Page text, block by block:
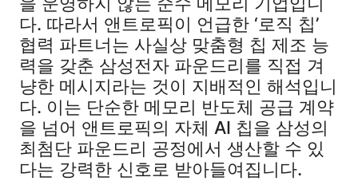
다. 따라서 앤트로픽이 언급한 ‘로직 칩’
협력 파트너는 사실상 맞춤형 칩 제조 능
력을 갖춘 삼성전자 파운드리를 직접 겨
냥한 메시지라는 것이 지배적인 해석입니
다. 이는 단순한 메모리 반도체 공급 계약
을 넘어 앤트로픽의 자체 AI 칩을 삼성의
최첨단 파운드리 공정에서 생산할 수 있
다는 강력한 신호로 받아들여집니다.